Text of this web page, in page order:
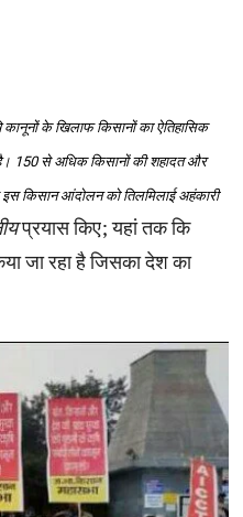
के खिलाफ किसानों का ऐतिहासिक
150 से अधिक किसानों की शहादत और
किसान आंदोलन को तिलमिलाई अहंकारी
प्रयास किए; यहां तक कि
जा रहा है जिसका देश का